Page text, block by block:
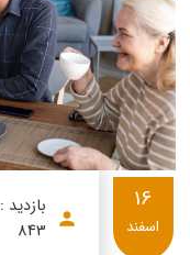
بازدید :
843
16
اسفند